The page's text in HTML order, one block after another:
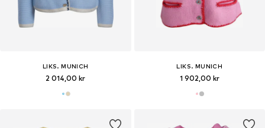
LIKS. MUNICH
2 014,00 kr
LIKS. MUNICH
1 902,00 kr